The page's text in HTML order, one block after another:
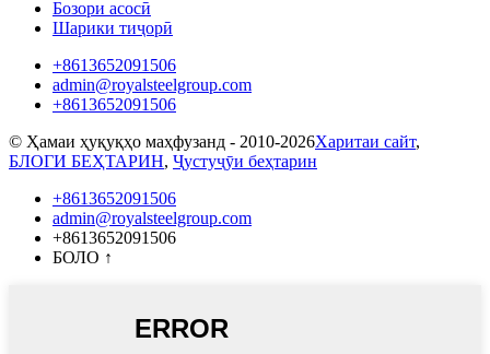
Бозори асосӣ
Шарики тиҷорӣ
+8613652091506
admin@royalsteelgroup.com
+8613652091506
© Ҳамаи ҳуқуқҳо маҳфузанд - 2010-2026Харитаи сайт,
БЛОГИ БЕҲТАРИН, Ҷустуҷӯи беҳтарин
+8613652091506
admin@royalsteelgroup.com
+8613652091506
БОЛО ↑